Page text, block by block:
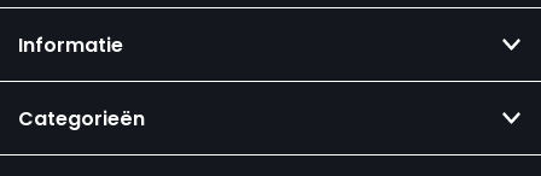
Informatie
Categorieën